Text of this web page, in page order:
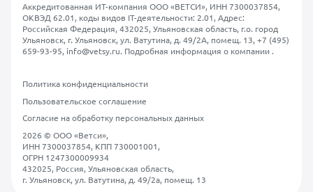
Аккредитованная ИТ-компания ООО «ВЕТСИ», ИНН 7300037854,
ОКВЭД 62.01, коды видов IT-деятельности: 2.01, Адрес:
Российская Федерация, 432025, Ульяновская область, г.о. город
Ульяновск, г. Ульяновск, ул. Ватутина, д. 49/2А, помещ. 13, +7 (495)
659-93-95, info@vetsy.ru. Подробная информация о компании.
Политика конфиденциальности
Пользовательское соглашение
Согласие на обработку персональных данных
2026 © ООО «Ветси»,
ИНН 7300037854, КПП 730001001,
ОГРН 1247300009934
432025, Россия, Ульяновская область,
г. Ульяновск, ул. Ватутина, д. 49/2а, помещ. 13